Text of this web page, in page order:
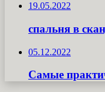
19.05.2022
спальня в
05.12.2022
Самые